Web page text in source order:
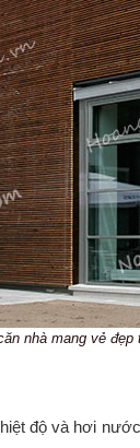
nhà mang vẻ
độ và hơi